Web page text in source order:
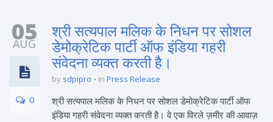
05
AUG
0
श्री सत्यपाल मलिक के निधन पर सोशल
डेमोक्रेटिक पार्टी ऑफ इंडिया गहरी
संवेदना व्यक्त करती है।
by sdpipro in Press Release
श्री सत्यपाल मलिक के निधन पर सोशल डेमोक्रेटिक पार्टी ऑफ
इंडिया गहरी संवेदना व्यक्त करती है। वे एक विरले ज़मीर की आवाज़